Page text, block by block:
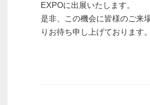
EXPOに出展いたします。
是非、この機会に皆様のご来
りお待ち申し上げております。